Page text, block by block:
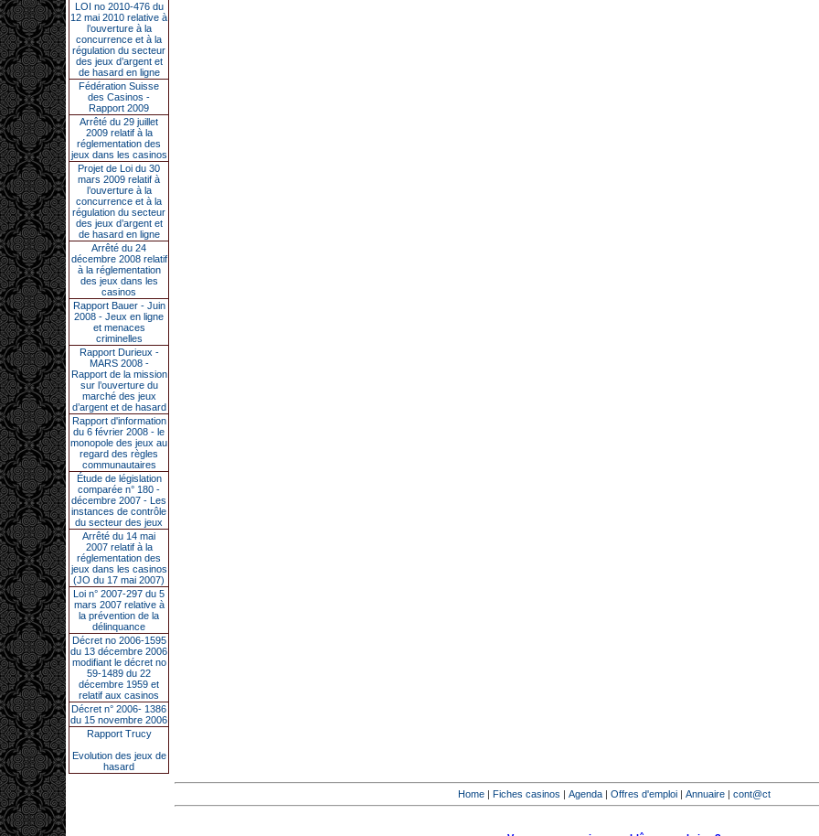
LOI no 2010-476 du
12 mai 2010 relative à
l’ouverture à la
concurrence et à la
régulation du secteur
des jeux d’argent et
de hasard en ligne
Fédération Suisse
des Casinos -
Rapport 2009
Arrêté du 29 juillet
2009 relatif à la
réglementation des
jeux dans les casinos
Projet de Loi du 30
mars 2009 relatif à
l’ouverture à la
concurrence et à la
régulation du secteur
des jeux d’argent et
de hasard en ligne
Arrêté du 24
décembre 2008 relatif
à la réglementation
des jeux dans les
casinos
Rapport Bauer - Juin
2008 - Jeux en ligne
et menaces
criminelles
Rapport Durieux -
MARS 2008 -
Rapport de la mission
sur l’ouverture du
marché des jeux
d’argent et de hasard
Rapport d'information
du 6 février 2008 - le
monopole des jeux au
regard des règles
communautaires
Étude de législation
comparée n° 180 -
décembre 2007 - Les
instances de contrôle
du secteur des jeux
Arrêté du 14 mai
2007 relatif à la
réglementation des
jeux dans les casinos
(JO du 17 mai 2007)
Loi n° 2007-297 du 5
mars 2007 relative à
la prévention de la
délinquance
Décret no 2006-1595
du 13 décembre 2006
modifiant le décret no
59-1489 du 22
décembre 1959 et
relatif aux casinos
Décret n° 2006- 1386
du 15 novembre 2006
Rapport Trucy
Evolution des jeux de
hasard
Home | Fiches casinos | Agenda | Offres d'emploi | Annuaire | cont@ct